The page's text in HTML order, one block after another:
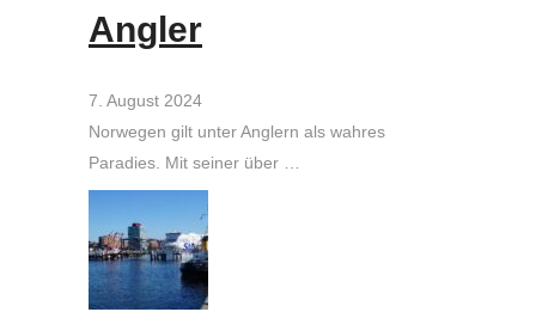
Angler
7. August 2024
Norwegen gilt unter Anglern als wahres
Paradies. Mit seiner über …